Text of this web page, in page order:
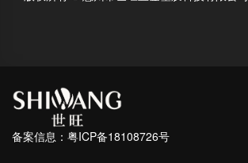
备案信息： 粤ICP备18108726号